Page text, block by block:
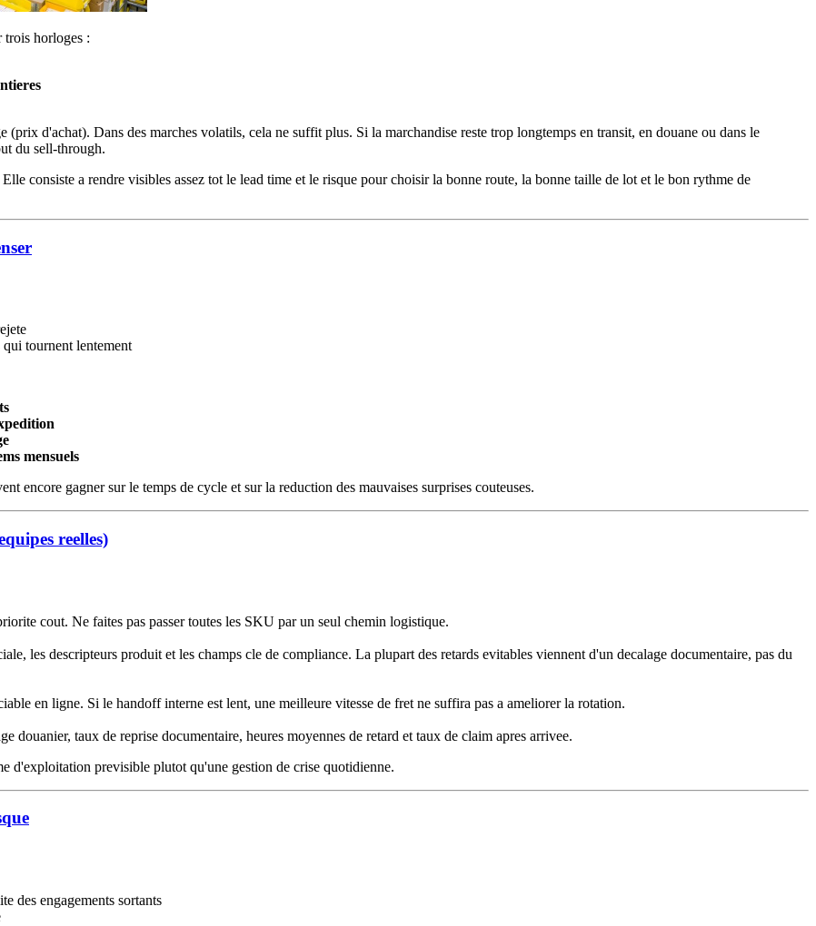
trois horloges :
d'achat). Dans des marches volatils, cela ne suffit plus. Si la marchandise reste trop longtemps en transit, en douane ou dans le
du sell-through.
consiste a rendre visibles assez tot le lead time et le risque pour choisir la bonne route, la bonne taille de lot et le bon rythme de
tournent lentement
mensuels
encore gagner sur le temps de cycle et sur la reduction des mauvaises surprises couteuses.
reelles)
cout. Ne faites pas passer toutes les SKU par un seul chemin logistique.
les descripteurs produit et les champs cle de compliance. La plupart des retards evitables viennent d'un decalage documentaire, pas du
en ligne. Si le handoff interne est lent, une meilleure vitesse de fret ne suffira pas a ameliorer la rotation.
douanier, taux de reprise documentaire, heures moyennes de retard et taux de claim apres arrivee.
d'exploitation previsible plutot qu'une gestion de crise quotidienne.
des engagements sortants